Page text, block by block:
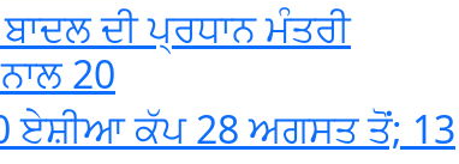
ਦੀ ਪ੍ਰਧਾਨ ਮੰਤਰੀ
20
ਏਸ਼ੀਆ ਕੱਪ 28 ਅਗਸਤ ਤੋਂ; 13